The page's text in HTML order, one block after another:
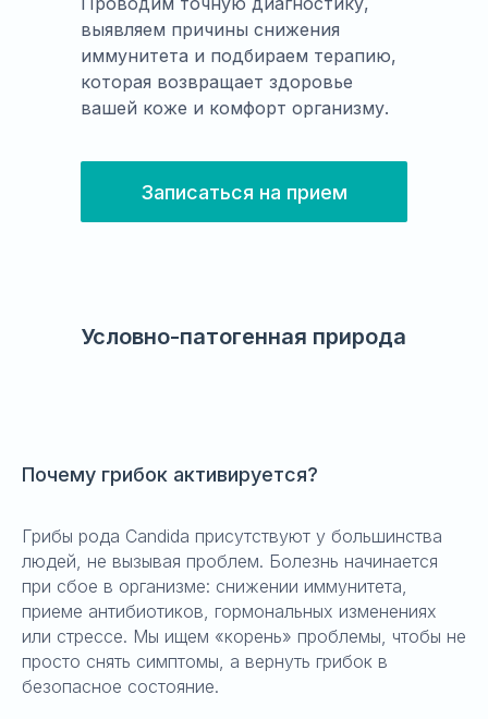
выявляем причины снижения
иммунитета и подбираем терапию,
которая возвращает здоровье
вашей коже и комфорт организму.
Записаться на прием
Условно-патогенная природа
Почему грибок активируется?
Грибы рода Candida присутствуют у большинства
людей, не вызывая проблем. Болезнь начинается
при сбое в организме: снижении иммунитета,
приеме антибиотиков, гормональных изменениях
или стрессе. Мы ищем «корень» проблемы, чтобы не
просто снять симптомы, а вернуть грибок в
безопасное состояние.